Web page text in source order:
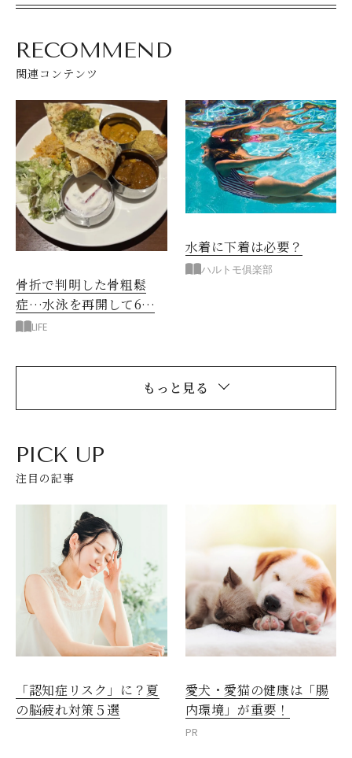
RECOMMEND
関連コンテンツ
骨折で判明した骨粗鬆
症…水泳を再開して6年
で「1日2000ｍ」泳ぐま
LIFE
水着に下着は必要？
ハルトモ俱楽部
もっと見る
PICK UP
注目の記事
「認知症リスク」に？夏
の脳疲れ対策５選
愛犬・愛猫の健康は「腸
内環境」が重要！
PR